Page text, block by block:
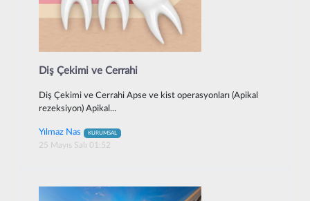
Diş Çekimi ve Cerrahi
Diş Çekimi ve Cerrahi Apse ve kist operasyonları (Apikal
rezeksiyon) Apikal...
Yılmaz Nas KURUMSAL
25 Mayıs Salı 01:52